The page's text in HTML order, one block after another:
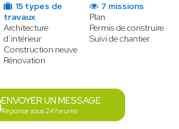
15 types de
travaux
Architecture
d’intérieur
Construction neuve
Rénovation
7 missions
Plan
Permis de construire
Suivi de chantier
ENVOYER UN MESSAGE
Réponse sous 24 heures